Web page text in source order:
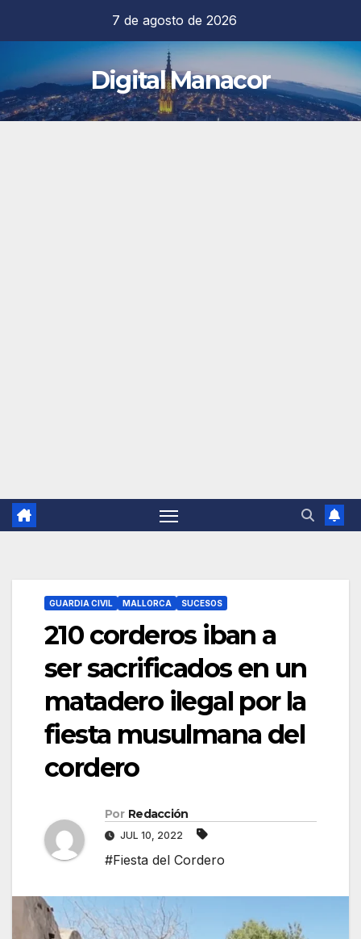
contenido
7 de agosto de 2026
Digital Manacor
GUARDIA CIVIL MALLORCA SUCESOS
210 corderos iban a
ser sacrificados en un
matadero ilegal por la
fiesta musulmana del
cordero
Por Redacción
JUL 10, 2022
#Fiesta del Cordero